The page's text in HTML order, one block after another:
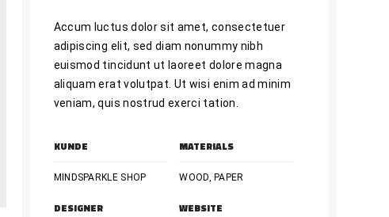
Accum luctus dolor sit amet, consectetuer
adipiscing elit, sed diam nonummy nibh
euismod tincidunt ut laoreet dolore magna
aliquam erat volutpat. Ut wisi enim ad minim
veniam, quis nostrud exerci tation.
KUNDE
MINDSPARKLE SHOP
DESIGNER
MATERIALS
WOOD, PAPER
WEBSITE